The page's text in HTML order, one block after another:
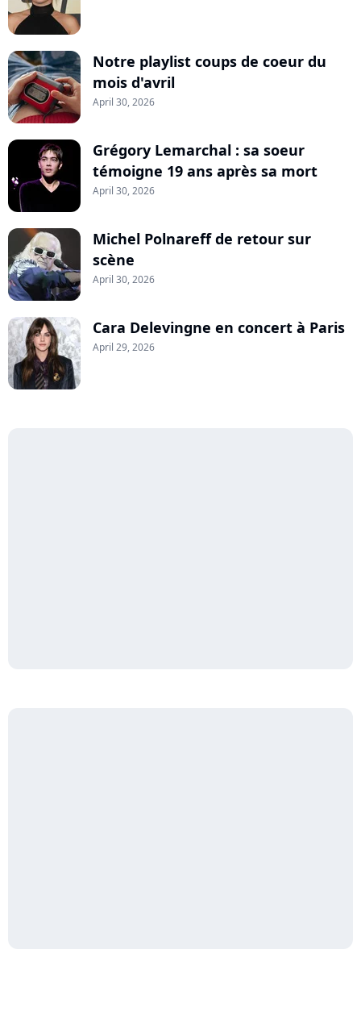
Notre playlist coups de coeur du
mois d'avril
April 30, 2026
Grégory Lemarchal : sa soeur
témoigne 19 ans après sa mort
April 30, 2026
Michel Polnareff de retour sur
scène
April 30, 2026
Cara Delevingne en concert à Paris
April 29, 2026